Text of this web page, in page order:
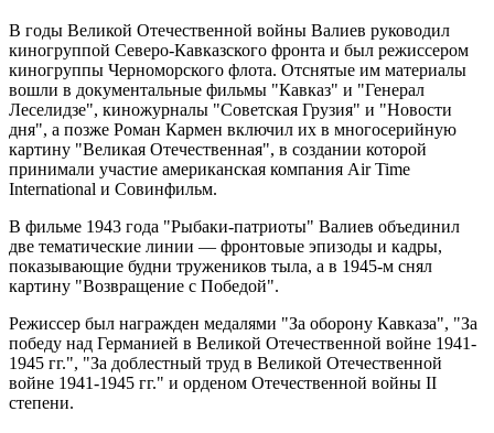
В годы Великой Отечественной войны Валиев руководил
киногруппой Северо-Кавказского фронта и был режиссером
киногруппы Черноморского флота. Отснятые им материалы
вошли в документальные фильмы "Кавказ" и "Генерал
Леселидзе", киножурналы "Советская Грузия" и "Новости
дня", а позже Роман Кармен включил их в многосерийную
картину "Великая Отечественная", в создании которой
принимали участие американская компания Air Time
International и Совинфильм.
В фильме 1943 года "Рыбаки-патриоты" Валиев объединил
две тематические линии — фронтовые эпизоды и кадры,
показывающие будни тружеников тыла, а в 1945-м снял
картину "Возвращение с Победой".
Режиссер был награжден медалями "За оборону Кавказа", "За
победу над Германией в Великой Отечественной войне 1941-
1945 гг.", "За доблестный труд в Великой Отечественной
войне 1941-1945 гг." и орденом Отечественной войны II
степени.